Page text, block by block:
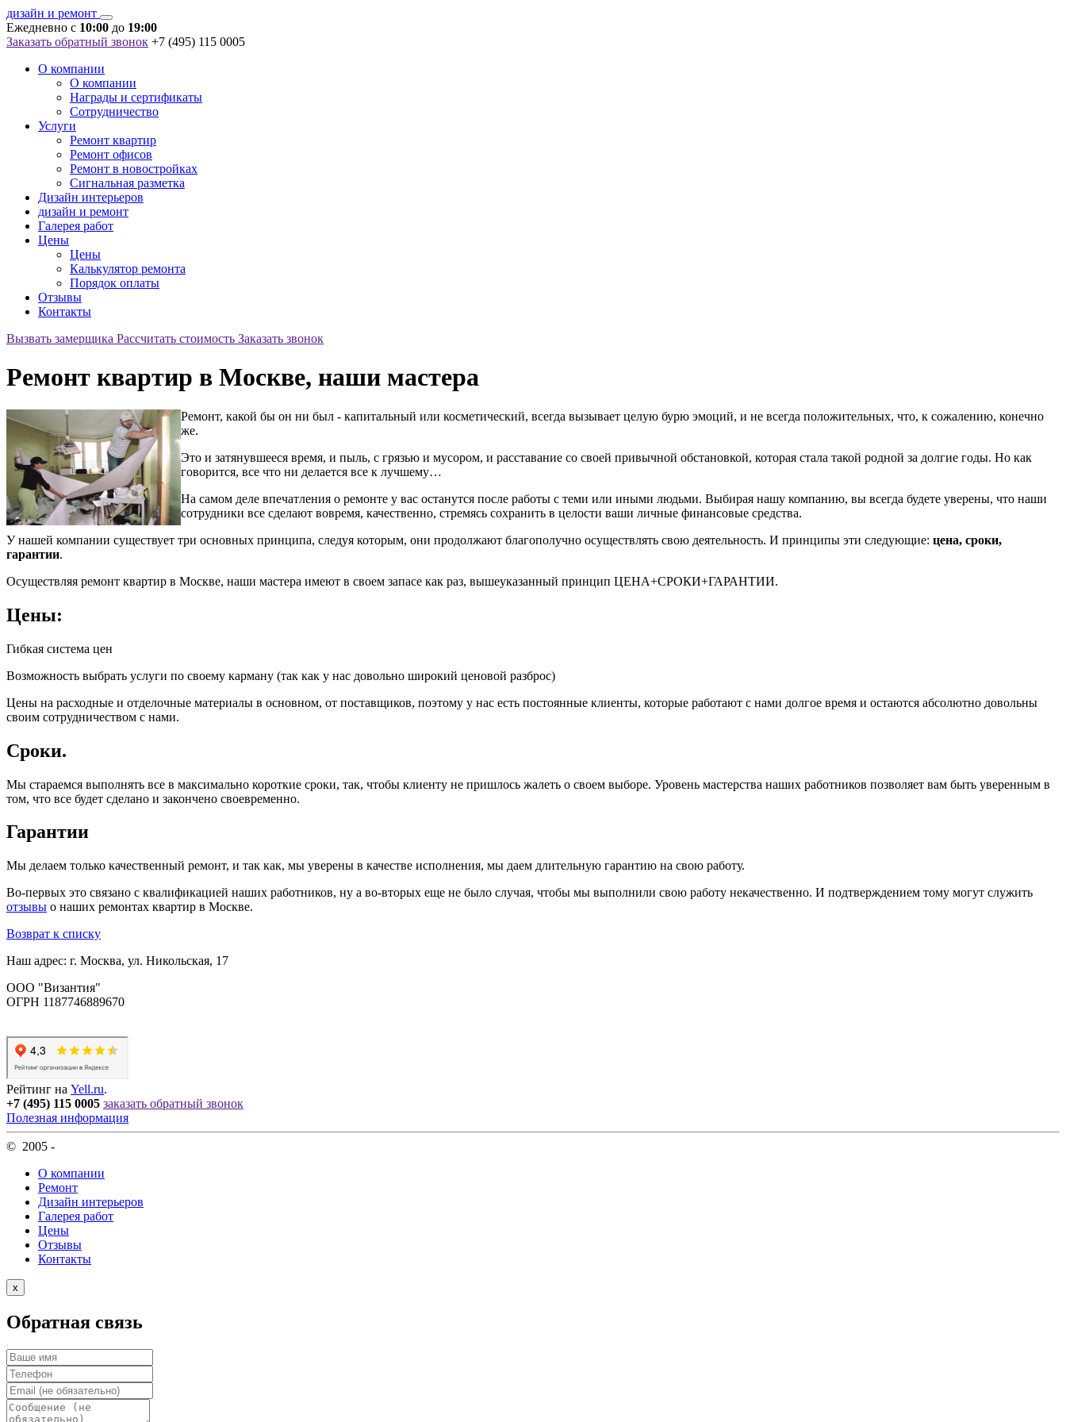
дизайн и ремонт
Ежедневно c 10:00 до 19:00
Заказать обратный звонок +7 (495) 115 0005
О компании
О компании
Награды и сертификаты
Сотрудничество
Услуги
Ремонт квартир
Ремонт офисов
Ремонт в новостройках
Сигнальная разметка
Дизайн интерьеров
дизайн и ремонт
Галерея работ
Цены
Цены
Калькулятор ремонта
Порядок оплаты
Отзывы
Контакты
Вызвать замерщика Рассчитать стоимость Заказать звонок
Ремонт квартир в Москве, наши мастера
Ремонт, какой бы он ни был - капитальный или косметический, всегда вызывает целую бурю эмоций, и не всегда положительных, что, к сожалению, конечно
же.
Это и затянувшееся время, и пыль, с грязью и мусором, и расставание со своей привычной обстановкой, которая стала такой родной за долгие годы. Но как
говорится, все что ни делается все к лучшему…
На самом деле впечатления о ремонте у вас останутся после работы с теми или иными людьми. Выбирая нашу компанию, вы всегда будете уверены, что наши
сотрудники все сделают вовремя, качественно, стремясь сохранить в целости ваши личные финансовые средства.
У нашей компании существует три основных принципа, следуя которым, они продолжают благополучно осуществлять свою деятельность. И принципы эти следующие: цена, сроки,
гарантии.
Осуществляя ремонт квартир в Москве, наши мастера имеют в своем запасе как раз, вышеуказанный принцип ЦЕНА+СРОКИ+ГАРАНТИИ.
Цены:
Гибкая система цен
Возможность выбрать услуги по своему карману (так как у нас довольно широкий ценовой разброс)
Цены на расходные и отделочные материалы в основном, от поставщиков, поэтому у нас есть постоянные клиенты, которые работают с нами долгое время и остаются абсолютно довольны
своим сотрудничеством с нами.
Сроки.
Мы стараемся выполнять все в максимально короткие сроки, так, чтобы клиенту не пришлось жалеть о своем выборе. Уровень мастерства наших работников позволяет вам быть уверенным в
том, что все будет сделано и закончено своевременно.
Гарантии
Мы делаем только качественный ремонт, и так как, мы уверены в качестве исполнения, мы даем длительную гарантию на свою работу.
Во-первых это связано с квалификацией наших работников, ну а во-вторых еще не было случая, чтобы мы выполнили свою работу некачественно. И подтверждением тому могут служить
отзывы о наших ремонтах квартир в Москве.
Возврат к списку
Наш адрес: г. Москва, ул. Никольская, 17
ООО "Византия"
ОГРН 1187746889670
Рейтинг на Yell.ru.
+7 (495) 115 0005 заказать обратный звонок
Полезная информация
© 2005 -
О компании
Ремонт
Дизайн интерьеров
Галерея работ
Цены
Отзывы
Контакты
х
Обратная связь